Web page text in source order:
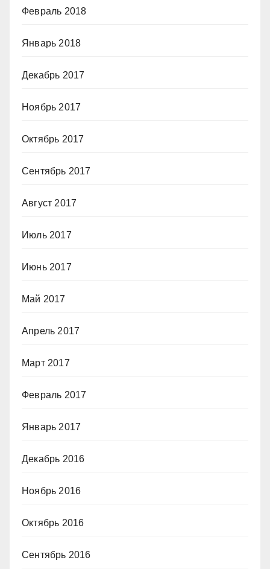
Февраль 2018
Январь 2018
Декабрь 2017
Ноябрь 2017
Октябрь 2017
Сентябрь 2017
Август 2017
Июль 2017
Июнь 2017
Май 2017
Апрель 2017
Март 2017
Февраль 2017
Январь 2017
Декабрь 2016
Ноябрь 2016
Октябрь 2016
Сентябрь 2016